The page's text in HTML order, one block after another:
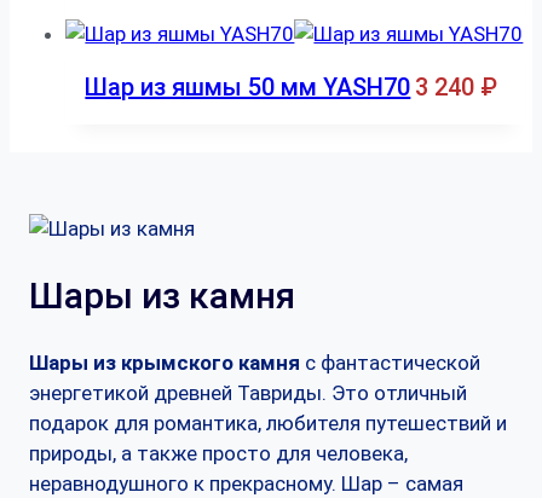
Шар из яшмы 50 мм YASH70 3 240 ₽
Шары из камня
Шары из крымского камня с фантастической
энергетикой древней Тавриды. Это отличный
подарок для романтика, любителя путешествий и
природы, а также просто для человека,
неравнодушного к прекрасному. Шар – самая